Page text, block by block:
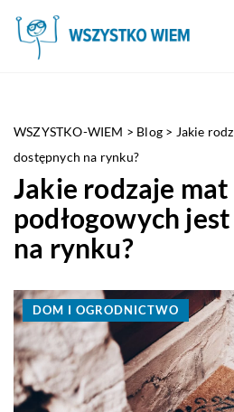
WSZYSTKO-WIEM > Blog > Jakie
dostępnych na rynku?
Jakie rodzaje mat
podłogowych
na rynku?
DOM I OGRODNICTWO